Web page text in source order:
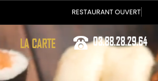
Vous pouvez comm
LA CARTE 03.88.28.29.64